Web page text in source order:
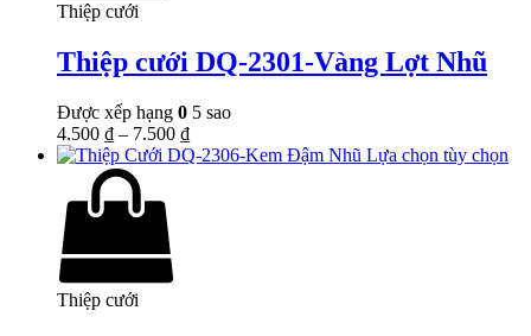
Thiệp cưới
Thiệp cưới DQ-2301-Vàng Lợt Nhũ
Được xếp hạng 0 5 sao
4.500 ₫ – 7.500 ₫
Lựa chọn tùy chọn
Thiệp cưới